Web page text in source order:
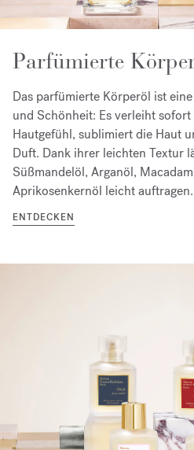
Parfümierte
Das parfümierte Körperöl ist
und Schönheit: Es verleiht sofort
Hautgefühl, sublimiert die Haut
Duft. Dank ihrer leichten Textur
Süßmandelöl, Arganöl,
Aprikosenkernöl leicht auftragen.
ENTDECKEN